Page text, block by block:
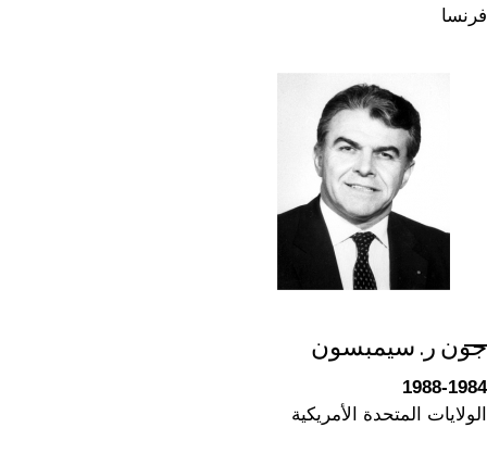
فرنسا
جون ر. سيمبسون
1988-1984
الولايات المتحدة الأمريكية